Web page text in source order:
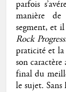
parfois
manière
segment, et
Rock
praticité et la
son
final du
le sujet.